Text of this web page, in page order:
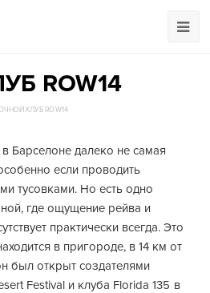
ROW14
КЛУБ ROW14
Барселоне далеко не самая
если проводить
тусовками. Но есть одно
где ощущение рейва и
практически всегда. Это
в пригороде, в 14 км от
был открыт создателями
Festival и клуба Florida 135 в